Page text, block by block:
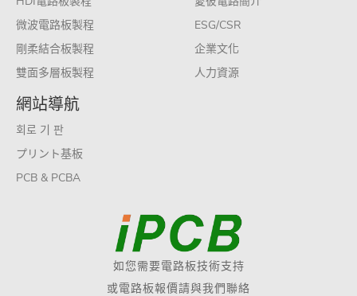
微波電路板製程
剛柔結合板製程
雙面多層板製程
ESG/CSR
企業文化
人力資源
網站導航
회로 기 판
プリント基板
PCB & PCBA
如您需要電路板技術支持
或電路板報價請與我們聯絡